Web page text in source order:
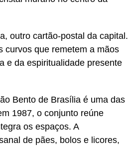
outro cartão-postal da capital.
curvos que remetem a mãos
e da espiritualidade presente
Bento de Brasília é uma das
1987, o conjunto reúne
os espaços. A
de pães, bolos e licores,